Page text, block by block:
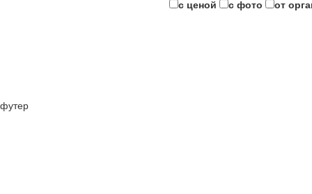
с ценой с фото от
футер